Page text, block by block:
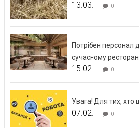
13.03. 0
Потрібен персонал
сучасному
15.02. 0
Увага! Для тих, хто
07.02. 0